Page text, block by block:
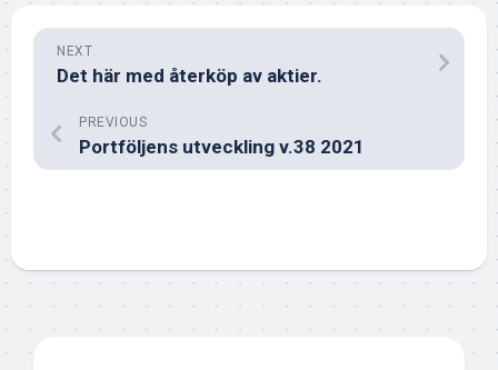
NEXT
Det här med återköp av aktier.
PREVIOUS
Portföljens utveckling v.38 2021